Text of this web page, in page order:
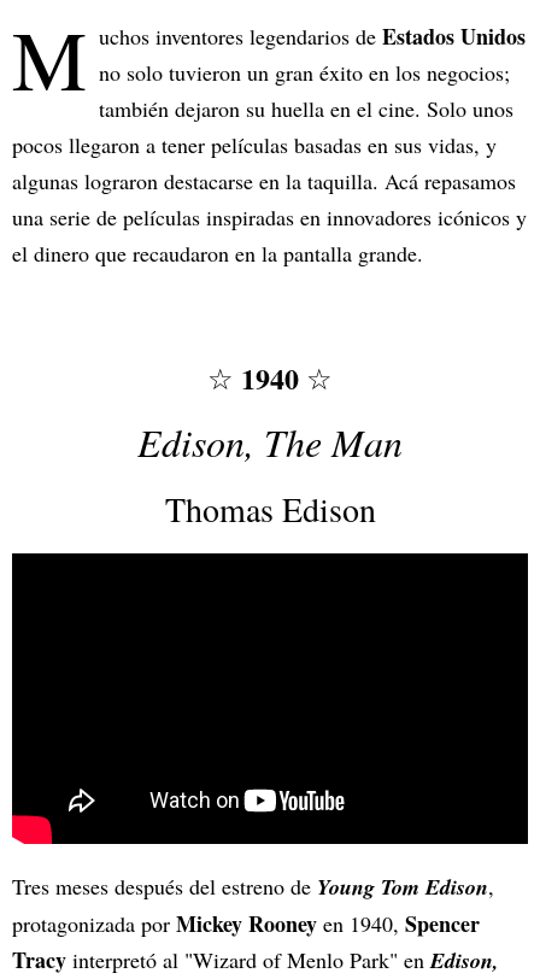
M uchos inventores legendarios de Estados Unidos
no solo tuvieron un gran éxito en los negocios;
también dejaron su huella en el cine. Solo unos
pocos llegaron a tener películas basadas en sus vidas, y
algunas lograron destacarse en la taquilla. Acá repasamos
una serie de películas inspiradas en innovadores icónicos y
el dinero que recaudaron en la pantalla grande.
☆ 1940 ☆
Edison, The Man
Thomas Edison
Tres meses después del estreno de Young Tom Edison,
protagonizada por Mickey Rooney en 1940, Spencer
Tracy interpretó al "Wizard of Menlo Park" enEdison,